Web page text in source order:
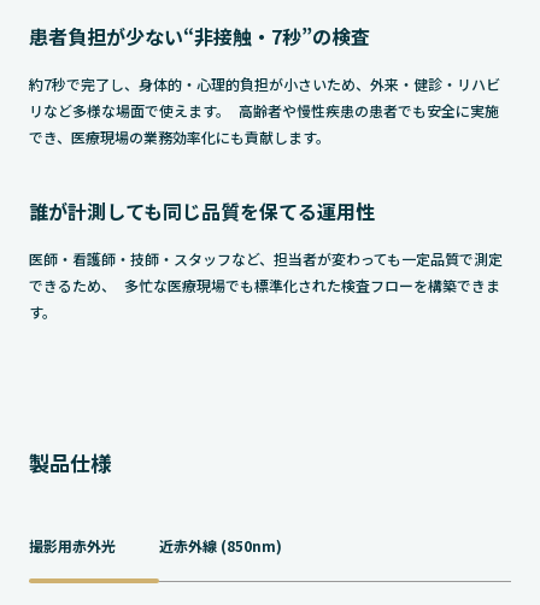
患者負担が少ない“非接触・7秒”の検査
約7秒で完了し、身体的・心理的負担が小さいため、外来・健診・リハビ
リなど多様な場面で使えます。 高齢者や慢性疾患の患者でも安全に実施
でき、医療現場の業務効率化にも貢献します。
誰が計測しても同じ品質を保てる運用性
医師・看護師・技師・スタッフなど、担当者が変わっても一定品質で測定
できるため、 多忙な医療現場でも標準化された検査フローを構築できま
す。
製品仕様
撮影用赤外光 近赤外線 (850nm)